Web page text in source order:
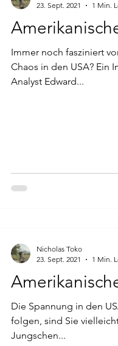
Immer noch fasziniert
Chaos in den USA? Ein
Analyst Edward...
23. Sept. 2021
1 Min.
Die Spannung in den
folgen, sind Sie
Jungschen...
Nicholas Toko
23. Sept. 2021
1 Min.